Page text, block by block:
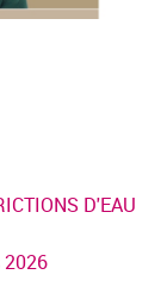
D'EAU